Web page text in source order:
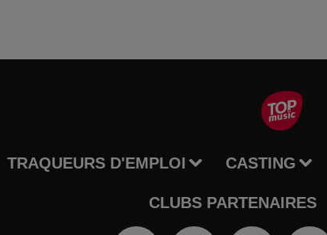
TRAQUEURS D'EMPLOI CASTING
CLUBS PARTENAIRES